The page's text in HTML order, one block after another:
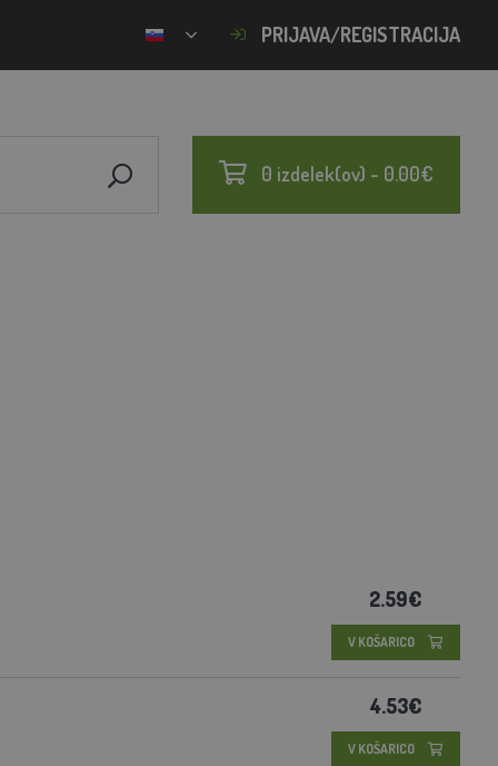
PRIJAVA/REGISTRACIJA
0 izdelek(ov) - 0.00€
2.59€
V KOŠARICO
4.53€
V KOŠARICO